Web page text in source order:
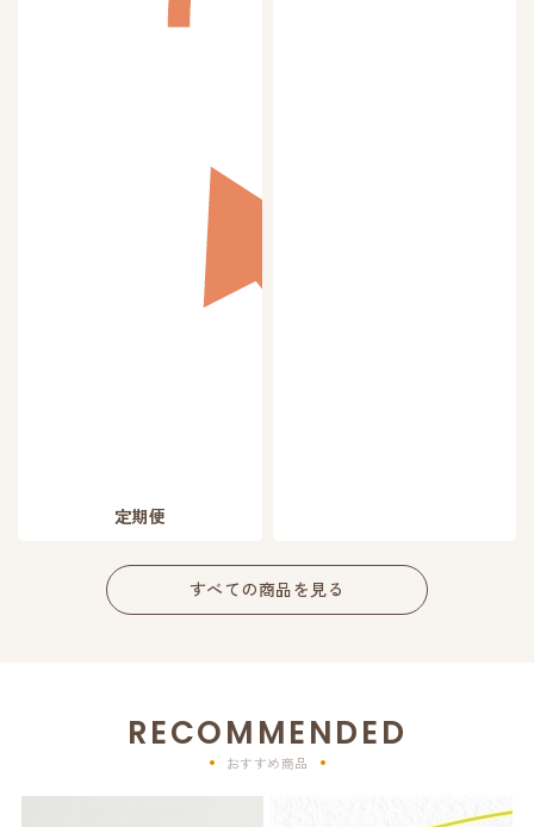
定期便
すべての商品を見る
RECOMMENDED
おすすめ商品